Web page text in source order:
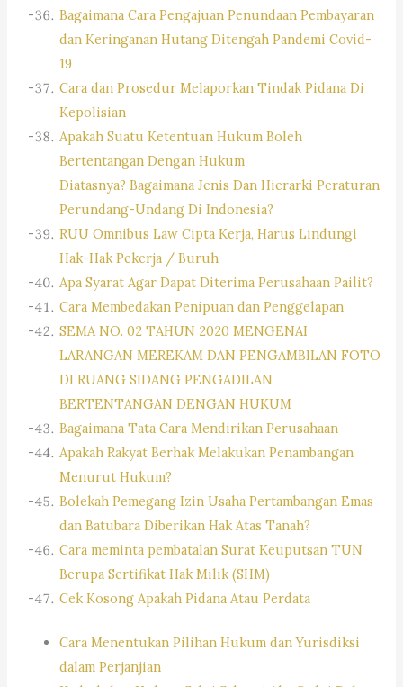
Bagaimana Cara Pengajuan Penundaan Pembayaran
dan Keringanan Hutang Ditengah Pandemi Covid-
19
Cara dan Prosedur Melaporkan Tindak Pidana Di
Kepolisian
Apakah Suatu Ketentuan Hukum Boleh
Bertentangan Dengan Hukum
Diatasnya? Bagaimana Jenis Dan Hierarki Peraturan
Perundang-Undang Di Indonesia?
RUU Omnibus Law Cipta Kerja, Harus Lindungi
Hak-Hak Pekerja / Buruh
Apa Syarat Agar Dapat Diterima Perusahaan Pailit?
Cara Membedakan Penipuan dan Penggelapan
SEMA NO. 02 TAHUN 2020 MENGENAI
LARANGAN MEREKAM DAN PENGAMBILAN FOTO
DI RUANG SIDANG PENGADILAN
BERTENTANGAN DENGAN HUKUM
Bagaimana Tata Cara Mendirikan Perusahaan
Apakah Rakyat Berhak Melakukan Penambangan
Menurut Hukum?
Bolekah Pemegang Izin Usaha Pertambangan Emas
dan Batubara Diberikan Hak Atas Tanah?
Cara meminta pembatalan Surat Keuputsan TUN
Berupa Sertifikat Hak Milik (SHM)
Cek Kosong Apakah Pidana Atau Perdata
Cara Menentukan Pilihan Hukum dan Yurisdiksi
dalam Perjanjian